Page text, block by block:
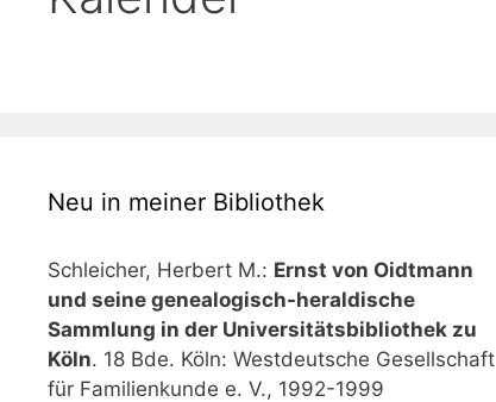
Neu in meiner Bibliothek
Schleicher, Herbert M.: Ernst von Oidtmann
und seine genealogisch-heraldische
Sammlung in der Universitätsbibliothek zu
Köln. 18 Bde. Köln: Westdeutsche Gesellschaft
für Familienkunde e. V., 1992-1999